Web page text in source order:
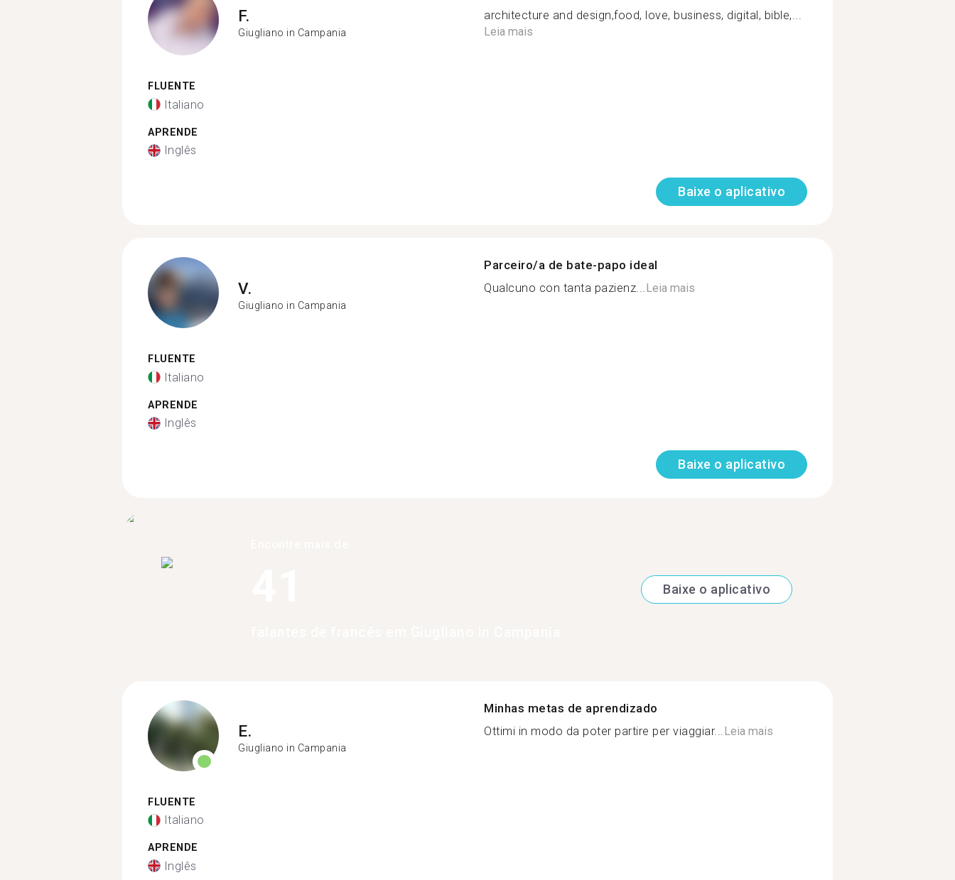
F.
Giugliano in Campania
FLUENTE
Italiano
APRENDE
Inglês
architecture and design,food, love, business, digital, bible,...
Leia mais
Baixe o aplicativo
V.
Giugliano in Campania
FLUENTE
Italiano
APRENDE
Inglês
Parceiro/a de bate-papo ideal
Qualcuno con tanta pazienz...Leia mais
Baixe o aplicativo
Baixe o aplicativo
E.
Giugliano in Campania
FLUENTE
Italiano
APRENDE
Inglês
Minhas metas de aprendizado
Ottimi in modo da poter partire per viaggiar... Leia mais